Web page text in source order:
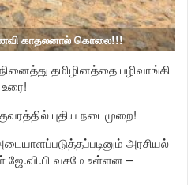
காதலனால் கொலை!!!
தமிழினத்தை பழிவாங்கி
புதிய நடைமுறை!
அரசியல்
ஜே.வி.பி வசமே உள்ளன –